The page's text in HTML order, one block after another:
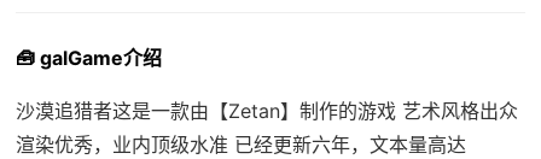
🧰 galGame介绍
沙漠追猎者这是一款由【Zetan】制作的游戏 艺术风格出众
渲染优秀，业内顶级水准 已经更新六年，文本量高达